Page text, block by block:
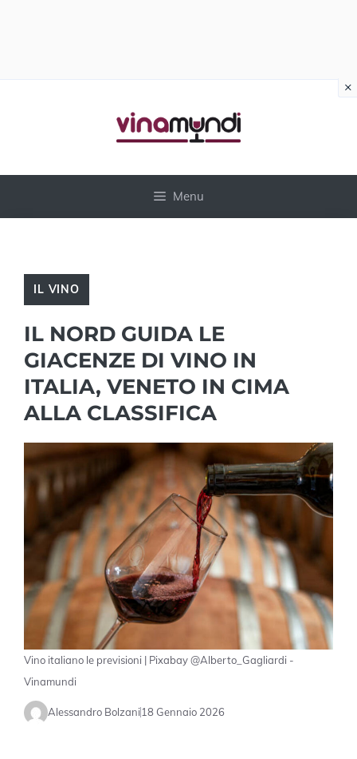
Menu
IL VINO
IL NORD GUIDA LE
GIACENZE DI VINO IN
ITALIA, VENETO IN CIMA
ALLA CLASSIFICA
Vino italiano le previsioni | Pixabay @Alberto_Gagliardi -
Vinamundi
Alessandro Bolzani18 Gennaio 2026
×